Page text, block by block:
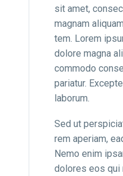
sit amet,
magnam
tem. Lorem
dolore magna
commodo
pariatur.
laborum.
Sed ut
rem aperiam,
Nemo enim
dolores eos qui